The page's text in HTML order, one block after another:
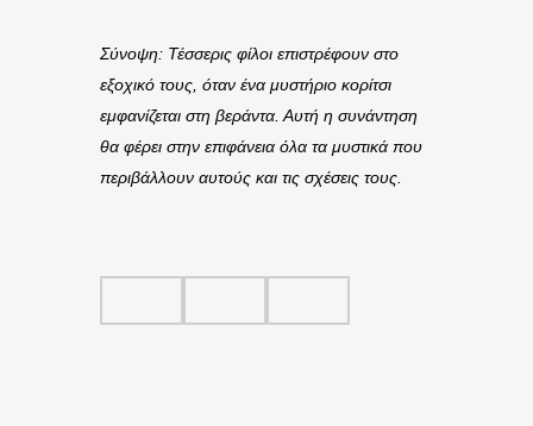
Σύνοψη: Τέσσερις φίλοι επιστρέφουν στο
εξοχικό τους, όταν ένα μυστήριο κορίτσι
εμφανίζεται στη βεράντα. Αυτή η συνάντηση
θα φέρει στην επιφάνεια όλα τα μυστικά που
περιβάλλουν αυτούς και τις σχέσεις τους.